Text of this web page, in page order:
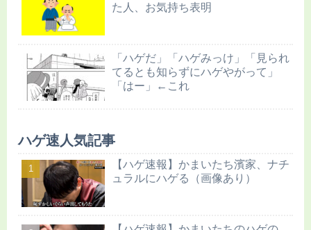
た人、お気持ち表明
「ハゲだ」「ハゲみっけ」「見られ
てるとも知らずにハゲやがって」
「はー」←これ
ハゲ速人気記事
【ハゲ速報】かまいたち濱家、ナチ
ュラルにハゲる（画像あり）